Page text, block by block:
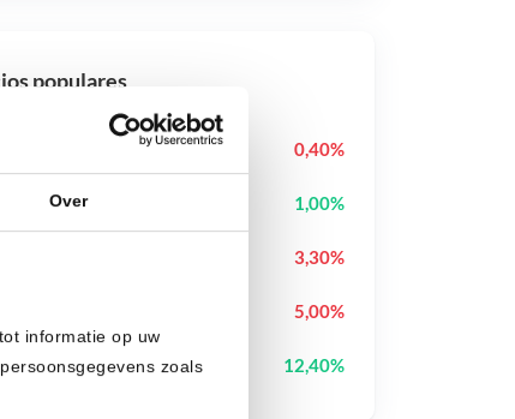
Over
informatie op uw
zoals
populares
PENGU 0,40%
Cat CASHCAT 1,00%
3,30%
5,00%
STONKBROKER 12,40%